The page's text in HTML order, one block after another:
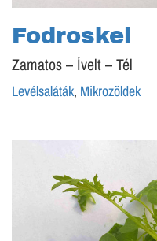
Fodroskel
Zamatos – Ívelt – Tél
Levélsaláták, Mikrozöldek